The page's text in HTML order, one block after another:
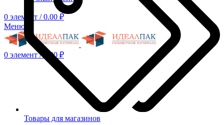
0 элемент / 0.00 ₽
Меню
0 элемент / 0.00 ₽
Товары для магазинов